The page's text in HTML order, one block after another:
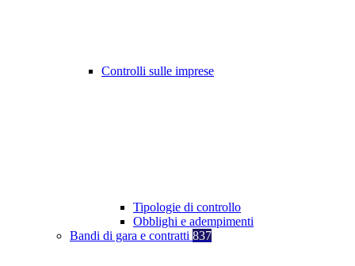
Controlli sulle imprese
Tipologie di controllo
Obblighi e adempimenti
Bandi di gara e contratti 837